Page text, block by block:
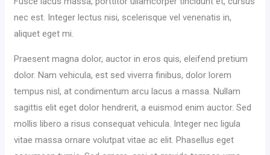
nec est. Integer lectus nisi, scelerisque vel venenatis in,
aliquet eget mi.
Praesent magna dolor, auctor in eros quis, eleifend pretium
dolor. Nam vehicula, est sed viverra finibus, dolor lorem
tempus nisl, at condimentum arcu lacus a massa. Nullam
sagittis elit eget dolor hendrerit, a euismod enim auctor. Sed
mollis libero a risus consequat vehicula. Integer nec ligula
vitae massa ornare volutpat vitae ac elit. Phasellus eget